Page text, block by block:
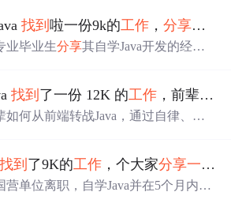
远程招聘信息。
找到啦一份9k的工作 ，分享经历
业毕业生分享其自学Java开发的经
代码以及适时求助。分享了详细的学
和项目实践资料。
找到 了一份 12K 的工作 ，前辈的方式值得
如何从前端转战Java，通过自律、有
找到 了9K的工作 ，个大家分享一下
单位离职，自学Java并在5个月内找